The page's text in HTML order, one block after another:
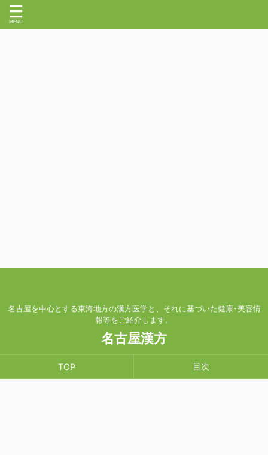
名古屋を中心とする東海地方の漢方医学と、それに基づいた健康･美容情
報等をご紹介します。
名古屋漢方
TOP 目次